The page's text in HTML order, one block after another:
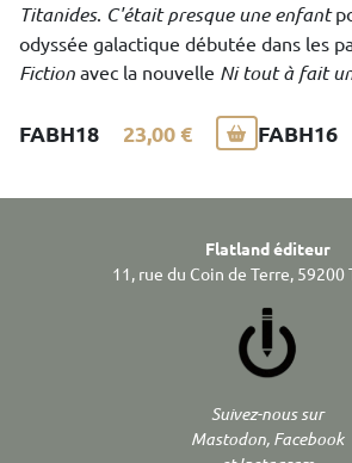
Titanides. C'était presque une enfant
odyssée galactique débutée dans les
Fiction avec la nouvelle Ni tout à fait
FABH18 23,00 € FABH16
Flatland éditeur
11, rue du Coin de Terre, 59200
Suivez-nous sur
Mastodon, Facebook